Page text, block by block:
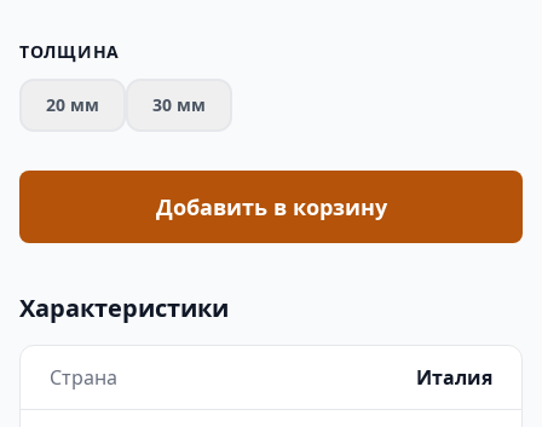
ТОЛЩИНА
20 мм 30 мм
Добавить в корзину
Характеристики
Страна Италия